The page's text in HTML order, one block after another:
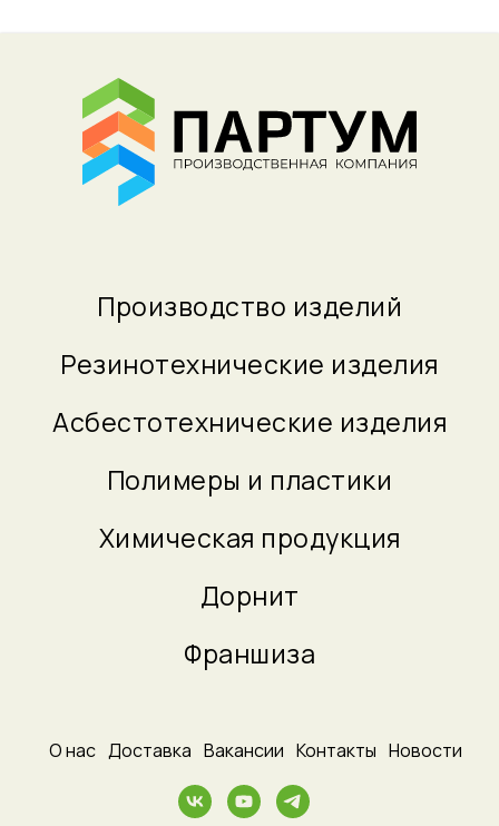
Производство изделий
Резинотехнические изделия
Асбестотехнические изделия
Полимеры и пластики
Химическая продукция
Дорнит
Франшиза
О нас Доставка Вакансии Контакты Новости